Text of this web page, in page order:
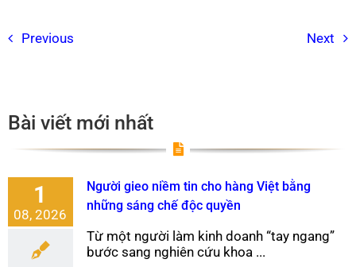
Previous Next
Bài viết mới nhất
1
08, 2026
Người gieo niềm tin cho hàng Việt bằng
những sáng chế độc quyền
Từ một người làm kinh doanh “tay ngang”
bước sang nghiên cứu khoa ...